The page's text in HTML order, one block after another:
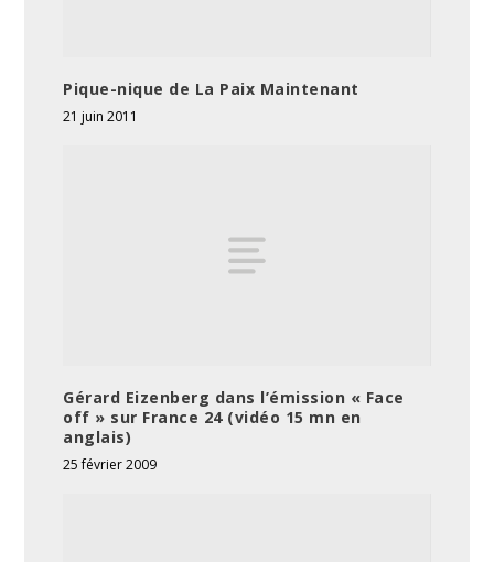
Pique-nique de La Paix Maintenant
21 juin 2011
Gérard Eizenberg dans l’émission « Face
off » sur France 24 (vidéo 15 mn en
anglais)
25 février 2009